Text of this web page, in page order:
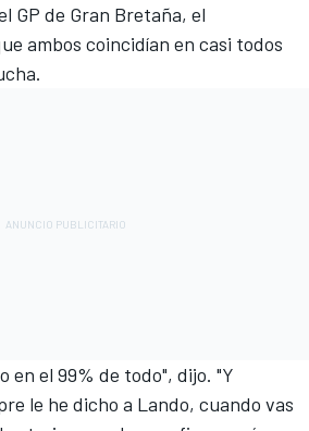
GP de Gran Bretaña, el
ambos coincidían en casi todos
en el 99% de todo", dijo. "Y
le he dicho a Lando, cuando vas